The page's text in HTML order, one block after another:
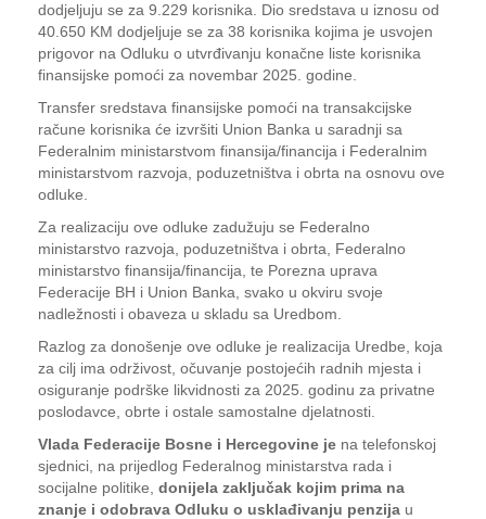
dodjeljuju se za 9.229 korisnika. Dio sredstava u iznosu od
40.650 KM dodjeljuje se za 38 korisnika kojima je usvojen
prigovor na Odluku o utvrđivanju konačne liste korisnika
finansijske pomoći za novembar 2025. godine.
Transfer sredstava finansijske pomoći na transakcijske
račune korisnika će izvršiti Union Banka u saradnji sa
Federalnim ministarstvom finansija/financija i Federalnim
ministarstvom razvoja, poduzetništva i obrta na osnovu ove
odluke.
Za realizaciju ove odluke zadužuju se Federalno
ministarstvo razvoja, poduzetništva i obrta, Federalno
ministarstvo finansija/financija, te Porezna uprava
Federacije BH i Union Banka, svako u okviru svoje
nadležnosti i obaveza u skladu sa Uredbom.
Razlog za donošenje ove odluke je realizacija Uredbe, koja
za cilj ima održivost, očuvanje postojećih radnih mjesta i
osiguranje podrške likvidnosti za 2025. godinu za privatne
poslodavce, obrte i ostale samostalne djelatnosti.
Vlada Federacije Bosne i Hercegovine je na telefonskoj
sjednici, na prijedlog Federalnog ministarstva rada i
socijalne politike, donijela zaključak kojim prima na
znanje i odobrava Odluku o usklađivanju penzija u